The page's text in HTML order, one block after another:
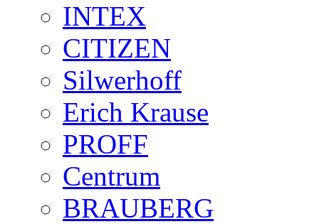
INTEX
CITIZEN
Silwerhoff
Erich Krause
PROFF
Centrum
BRAUBERG